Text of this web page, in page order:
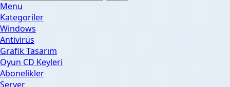
Menu
Kategoriler
Windows
Antivirüs
Grafik Tasarım
Oyun CD Keyleri
Abonelikler
Server